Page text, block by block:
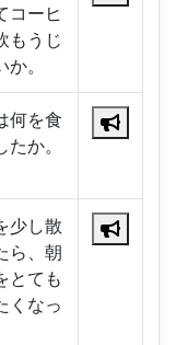
コーヒ
もうじ
。
何を食
か。
少し散
ら、朝
とても
くなっ